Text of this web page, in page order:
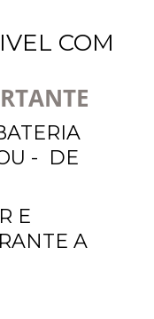
COM
- DE
E
A